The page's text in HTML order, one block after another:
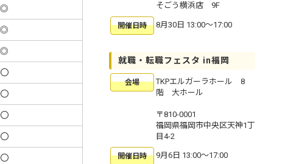
◎
◎
◎
〇
〇
〇
〇
〇
そごう横浜店 9F
開催日時 8月30日 13:00〜17:00
就職・転職フェスタ in福岡
会場
TKPエルガーラホール 8
階 大ホール
〒810-0001
福岡県福岡市中央区天神1丁
目4-2
開催日時 9月6日 13:00〜17:00